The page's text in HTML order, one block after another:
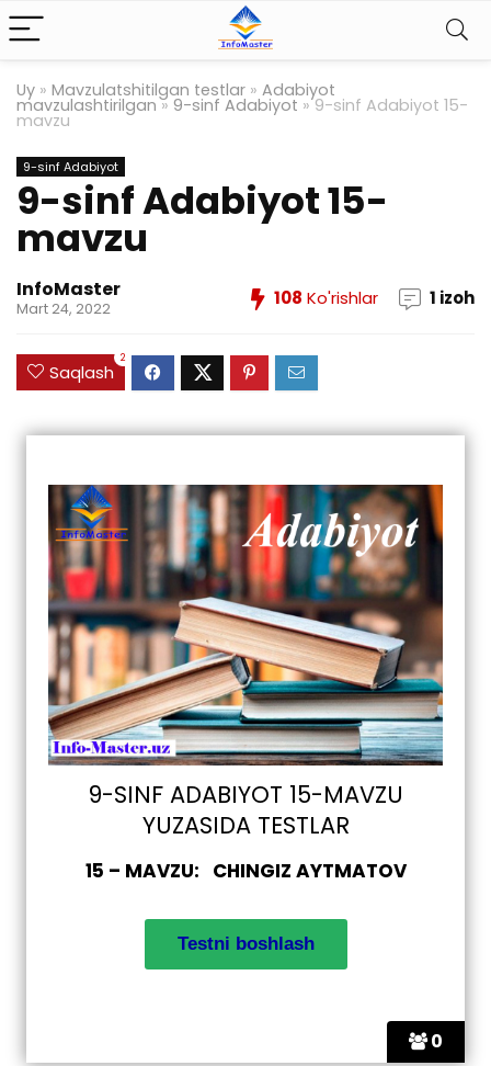
Uy » Mavzulatshitilgan testlar » Adabiyot
mavzulashtirilgan» 9-sinf Adabiyot »9-sinf Adabiyot 15-
mavzu
9-sinf Adabiyot
9-sinf Adabiyot 15-
mavzu
InfoMaster
Mart 24, 2022 108 Ko'rishlar 1 izoh
Saqlash
2
0
9-SINF ADABIYOT 15-MAVZU
YUZASIDA TESTLAR
15 – MAVZU: CHINGIZ AYTMATOV